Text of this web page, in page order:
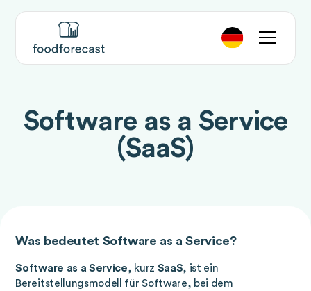
Software as a Service
(SaaS)
Was bedeutet Software as a Service?
Software as a Service, kurz SaaS, ist ein
Bereitstellungsmodell für Software, bei dem